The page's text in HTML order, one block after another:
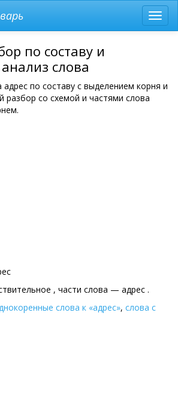
меню
по составу и
слова
по составу с выделением корня и
со схемой и частями слова
, части слова — адрес .
слова к «адрес», слова с